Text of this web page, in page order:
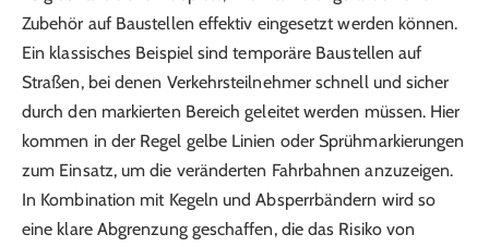
Zubehör auf Baustellen effektiv eingesetzt werden können.
Ein klassisches Beispiel sind temporäre Baustellen auf
Straßen, bei denen Verkehrsteilnehmer schnell und sicher
durch den markierten Bereich geleitet werden müssen. Hier
kommen in der Regel gelbe Linien oder Sprühmarkierungen
zum Einsatz, um die veränderten Fahrbahnen anzuzeigen.
In Kombination mit Kegeln und Absperrbändern wird so
eine klare Abgrenzung geschaffen, die das Risiko von